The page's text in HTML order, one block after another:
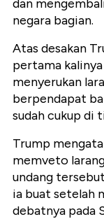
dan
negara bagian.
Atas desakan
pertama
menyerukan
berpendapat
sudah cukup di
Trump
memveto
undang
ia buat setelah
debatnya pada